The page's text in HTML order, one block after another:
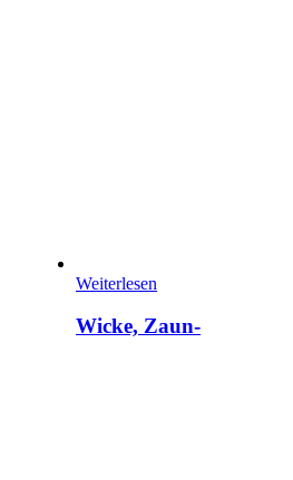
Weiterlesen
Wicke, Zaun-